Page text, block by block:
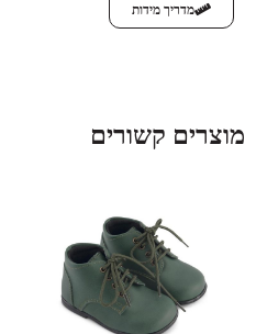
מדריך מידות
מוצרים קשורים